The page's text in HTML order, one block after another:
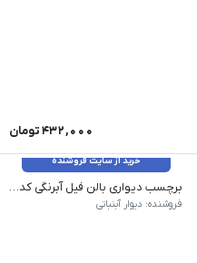
432,000تومان
خرید از سایت فروشنده
برچسب دیواری بالن فیل آبرنگی کد 1437 وزن 120 گرم سایز: 50 سانت رنگ: بدون تغییر رنگ
فروشنده: دیوار آبنباتی